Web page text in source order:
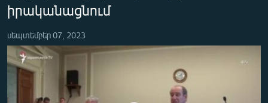
ՀԱՍԱՐԱԿՈՒԹՅՈՒՆ
ՂԱՐԱԲԱՂ
ՊԱՏԵՐԱԶՄԻ 6 ՇԱԲԱԹՆԵՐԸ
ՏԱՐԱԾԱՇՐՋԱՆ
իրականացնում
սեպտեմբեր 07, 2023